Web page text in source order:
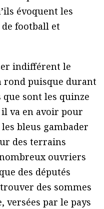
évoquent les
football et
indifférent le
rond puisque durant
sont les quinze
va en avoir pour
bleus gambader
des terrains
ouvriers
des députés
des sommes
versées par le pays